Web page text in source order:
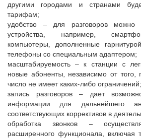
другими городами и странами
тарифам;
удобство – для разговоров можно
устройства, например,
компьютеры, дополненные
телефоны со специальным адаптером;
масштабируемость – к станции с
новые абоненты, независимо от того,
число не имеет каких-либо ограничений;
запись разговоров – дает
информации для дальнейшего
соответствующих коррективов в
обработка звонков –
расширенного функционала, включая